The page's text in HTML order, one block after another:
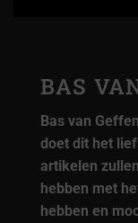
BAS
Bas van
doet dit het
artikelen
hebben met
hebben en